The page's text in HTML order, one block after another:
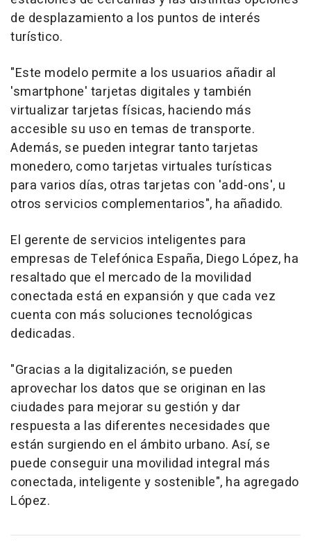
de desplazamiento a los puntos de interés
turístico.
"Este modelo permite a los usuarios añadir al
'smartphone' tarjetas digitales y también
virtualizar tarjetas físicas, haciendo más
accesible su uso en temas de transporte.
Además, se pueden integrar tanto tarjetas
monedero, como tarjetas virtuales turísticas
para varios días, otras tarjetas con 'add-ons', u
otros servicios complementarios", ha añadido.
El gerente de servicios inteligentes para
empresas de Telefónica España, Diego López, ha
resaltado que el mercado de la movilidad
conectada está en expansión y que cada vez
cuenta con más soluciones tecnológicas
dedicadas.
"Gracias a la digitalización, se pueden
aprovechar los datos que se originan en las
ciudades para mejorar su gestión y dar
respuesta a las diferentes necesidades que
están surgiendo en el ámbito urbano. Así, se
puede conseguir una movilidad integral más
conectada, inteligente y sostenible", ha agregado
López.